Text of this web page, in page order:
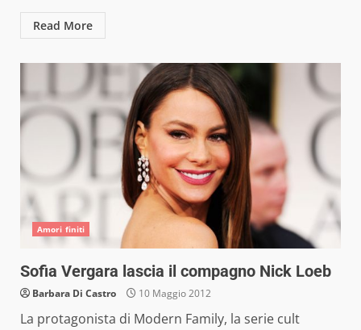
Read More
Amori finiti
Sofia Vergara lascia il compagno Nick Loeb
Barbara Di Castro 10 Maggio 2012
La protagonista di Modern Family, la serie cult